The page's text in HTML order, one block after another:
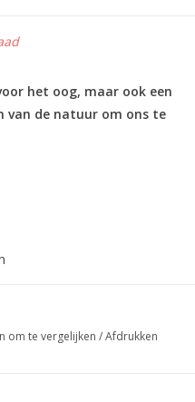
het oog, maar ook een
van de natuur om ons te
om te vergelijken /Afdrukken